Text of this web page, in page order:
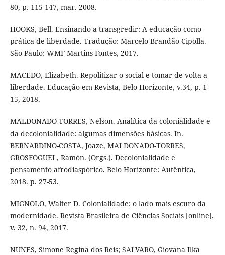
80, p. 115-147, mar. 2008.
HOOKS, Bell. Ensinando a transgredir: A educação como
prática de liberdade. Tradução: Marcelo Brandão Cipolla.
São Paulo: WMF Martins Fontes, 2017.
MACEDO, Elizabeth. Repolitizar o social e tomar de volta a
liberdade. Educação em Revista, Belo Horizonte, v.34, p. 1-
15, 2018.
MALDONADO-TORRES, Nelson. Analítica da colonialidade e
da decolonialidade: algumas dimensões básicas. In.
BERNARDINO-COSTA, Joaze, MALDONADO-TORRES,
GROSFOGUEL, Ramón. (Orgs.). Decolonialidade e
pensamento afrodiaspórico. Belo Horizonte: Autêntica,
2018. p. 27-53.
MIGNOLO, Walter D. Colonialidade: o lado mais escuro da
modernidade. Revista Brasileira de Ciências Sociais [online].
v. 32, n. 94, 2017.
NUNES, Simone Regina dos Reis; SALVARO, Giovana Ilka